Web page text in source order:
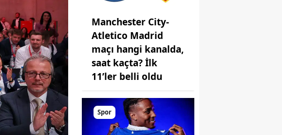
Manchester City-
Atletico Madrid
maçı hangi kanalda,
saat kaçta? İlk
11’ler belli oldu
Spor